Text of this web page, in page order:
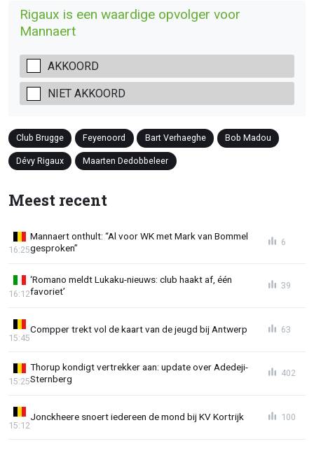
Rigaux is een waardige opvolger voor
Mannaert
AKKOORD
NIET AKKOORD
Club Brugge Feyenoord Bart Verhaeghe Bob Madou
Dévy Rigaux Maarten Dedobbeleer
Meest recent
Mannaert onthult: “Al voor WK met Mark van Bommel
gesproken”
16:25
6
‘Romano meldt Lukaku-nieuws: club haakt af, één
favoriet’
16:12
39
Compper trekt vol de kaart van de jeugd bij Antwerp
15:45
63
Thorup kondigt vertrekker aan: update over Adedeji-
Sternberg
15:25
402
Jonckheere snoert iedereen de mond bij KV Kortrijk
15:12
100